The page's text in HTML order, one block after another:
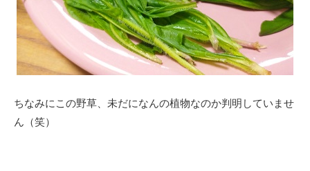
ちなみにこの野草、未だになんの植物なのか判明していませ
ん（笑）